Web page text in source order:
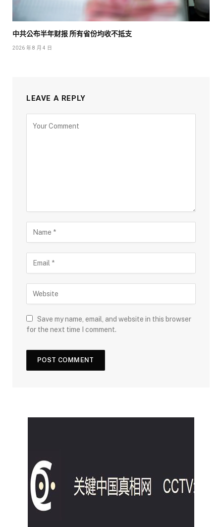
中共公布半年财报 所有省份均收不抵支
2026 年 8 月 4 日
LEAVE A REPLY
Save my name, email, and website in this browser
for the next time I comment.